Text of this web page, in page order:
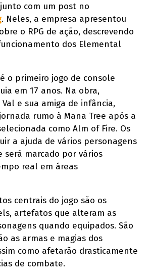
junto com um post no
. Neles, a empresa apresentou
o RPG de ação, descrevendo
dos Elemental
o primeiro jogo de console
em 17 anos. Na obra,
e sua amiga de infância,
rumo à Mana Tree após a
como Alm of Fire. Os
a ajuda de vários personagens
será marcado por vários
real em áreas
centrais do jogo são os
artefatos que alteram as
quando equipados. São
as armas e magias dos
como afetarão drasticamente
de combate.